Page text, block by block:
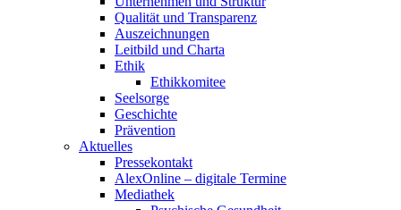
Qualität und Transparenz
Auszeichnungen
Leitbild und Charta
Ethik
Ethikkomitee
Seelsorge
Geschichte
Prävention
Aktuelles
Pressekontakt
AlexOnline – digitale Termine
Mediathek